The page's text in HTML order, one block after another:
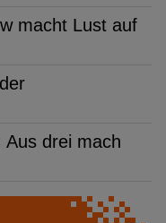
macht Lust auf
Aus drei mach